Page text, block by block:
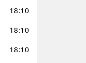
18:10
18:10
18:10